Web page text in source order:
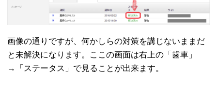
画像の通りですが、何かしらの対策を講じないままだ
と未解決になります。ここの画面は右上の「歯車」
→「ステータス」で見ることが出来ます。